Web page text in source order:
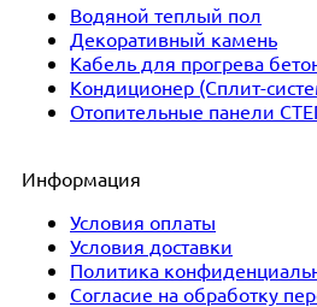
Водяной теплый пол
Декоративный камень
Кабель для прогрева
Кондиционер (Сплит-
Отопительные панели
Информация
Условия оплаты
Условия доставки
Политика
Согласие на обработку